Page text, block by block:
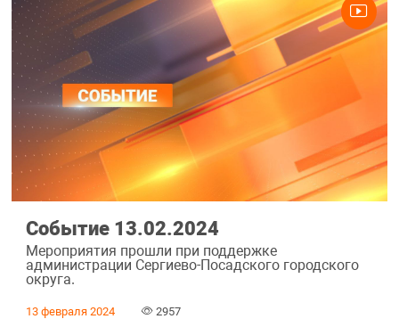
Событие 13.02.2024
Мероприятия прошли при поддержке
администрации Сергиево-Посадского городского
округа.
13 февраля 2024 2957